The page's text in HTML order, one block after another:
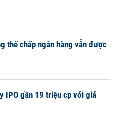
thế chấp ngân hàng vẫn được
IPO gần 19 triệu cp với giá